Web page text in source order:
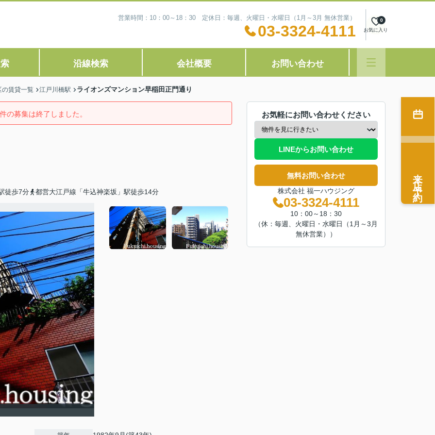
営業時間：10：00～18：30 定休日：毎週、火曜日・水曜日（1月～3月 無休営業）
03-3324-4111 お気に入り
0
沿線検索 会社概要 お問い合わせ
の賃貸一覧 江戸川橋駅 ライオンズマンション早稲田正門通り
の募集は終了しました。
徒歩7分 都営大江戸線「牛込神楽坂」駅徒歩14分
お気軽にお問い合わせください
LINEからお問い合わせ
無料お問い合わせ
株式会社 福一ハウジング
03-3324-4111
10：00～18：30
（休：毎週、火曜日・水曜日（1月～3月
無休営業））
来店予約